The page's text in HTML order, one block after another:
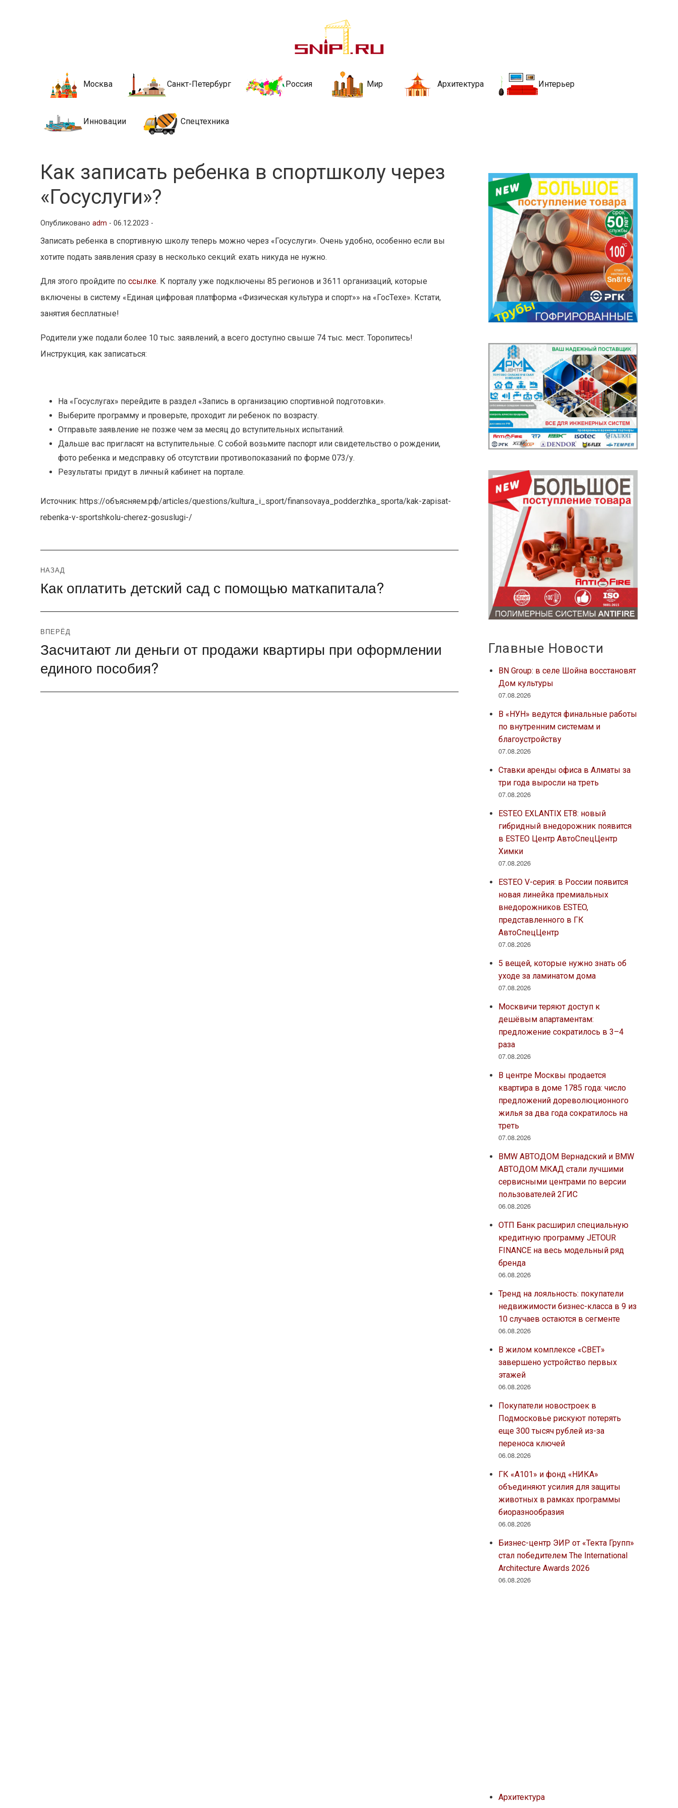
Новости строительства и недвижимости
стройкой рубрики
Москва Санкт-Петербург Россия Мир Архитектура Интерьер
Инновации Спецтехника
Как записать ребенка в спортшколу через
«Госуслуги»?
Опубликованоadm -06.12.2023 -
Записать ребенка в спортивную школу теперь можно через «Госуслуги». Очень удобно, особенно если вы
хотите подать заявления сразу в несколько секций: ехать никуда не нужно.
Для этого пройдите поссылке. К порталу уже подключены 85 регионов и 3611 организаций, которые
включены в систему «Единая цифровая платформа «Физическая культура и спорт»» на «ГосТехе». Кстати,
занятия бесплатные!
Родители уже подали более 10 тыс. заявлений, а всего доступно свыше 74 тыс. мест. Торопитесь!
Инструкция, как записаться:
На «Госуслугах» перейдите в раздел «Запись в организацию спортивной подготовки».
Выберите программу и проверьте, проходит ли ребенок по возрасту.
Отправьте заявление не позже чем за месяц до вступительных испытаний.
Дальше вас пригласят на вступительные. С собой возьмите паспорт или свидетельство о рождении,
фото ребенка и медсправку об отсутствии противопоказаний по форме 073/у.
Результаты придут в личный кабинет на портале.
Источник: https://объясняем.рф/articles/questions/kultura_i_sport/finansovaya_podderzhka_sporta/kak-zapisat-
rebenka-v-sportshkolu-cherez-gosuslugi-/
Навигация
по
записям
НАЗАД
Предыдущая
Как оплатить детский сад с помощью маткапитала?
ВПЕРЁД
Следующая
Засчитают ли деньги от продажи квартиры при оформлении
единого пособия?
Главные Новости
BN Group: в селе Шойна восстановят
Дом культуры
07.08.2026
В «НУН» ведутся финальные работы
по внутренним системам и
благоустройству
07.08.2026
Ставки аренды офиса в Алматы за
три года выросли на треть
07.08.2026
ESTEO EXLANTIX ET8: новый
гибридный внедорожник появится
в ESTEO Центр АвтоСпецЦентр
Химки
07.08.2026
ESTEO V-серия: в России появится
новая линейка премиальных
внедорожников ESTEO,
представленного в ГК
АвтоСпецЦентр
07.08.2026
5 вещей, которые нужно знать об
уходе за ламинатом дома
07.08.2026
Москвичи теряют доступ к
дешёвым апартаментам:
предложение сократилось в 3–4
раза
07.08.2026
В центре Москвы продается
квартира в доме 1785 года: число
предложений дореволюционного
жилья за два года сократилось на
треть
07.08.2026
BMW АВТОДОМ Вернадский и BMW
АВТОДОМ МКАД стали лучшими
сервисными центрами по версии
пользователей 2ГИС
06.08.2026
ОТП Банк расширил специальную
кредитную программу JETOUR
FINANCE на весь модельный ряд
бренда
06.08.2026
Тренд на лояльность: покупатели
недвижимости бизнес-класса в 9 из
10 случаев остаются в сегменте
06.08.2026
В жилом комплексе «СВЕТ»
завершено устройство первых
этажей
06.08.2026
Покупатели новостроек в
Подмосковье рискуют потерять
еще 300 тысяч рублей из-за
переноса ключей
06.08.2026
ГК «А101» и фонд «НИКА»
объединяют усилия для защиты
животных в рамках программы
биоразнообразия
06.08.2026
Бизнес-центр ЭИР от «Текта Групп»
стал победителем The International
Architecture Awards 2026
06.08.2026
Архитектура